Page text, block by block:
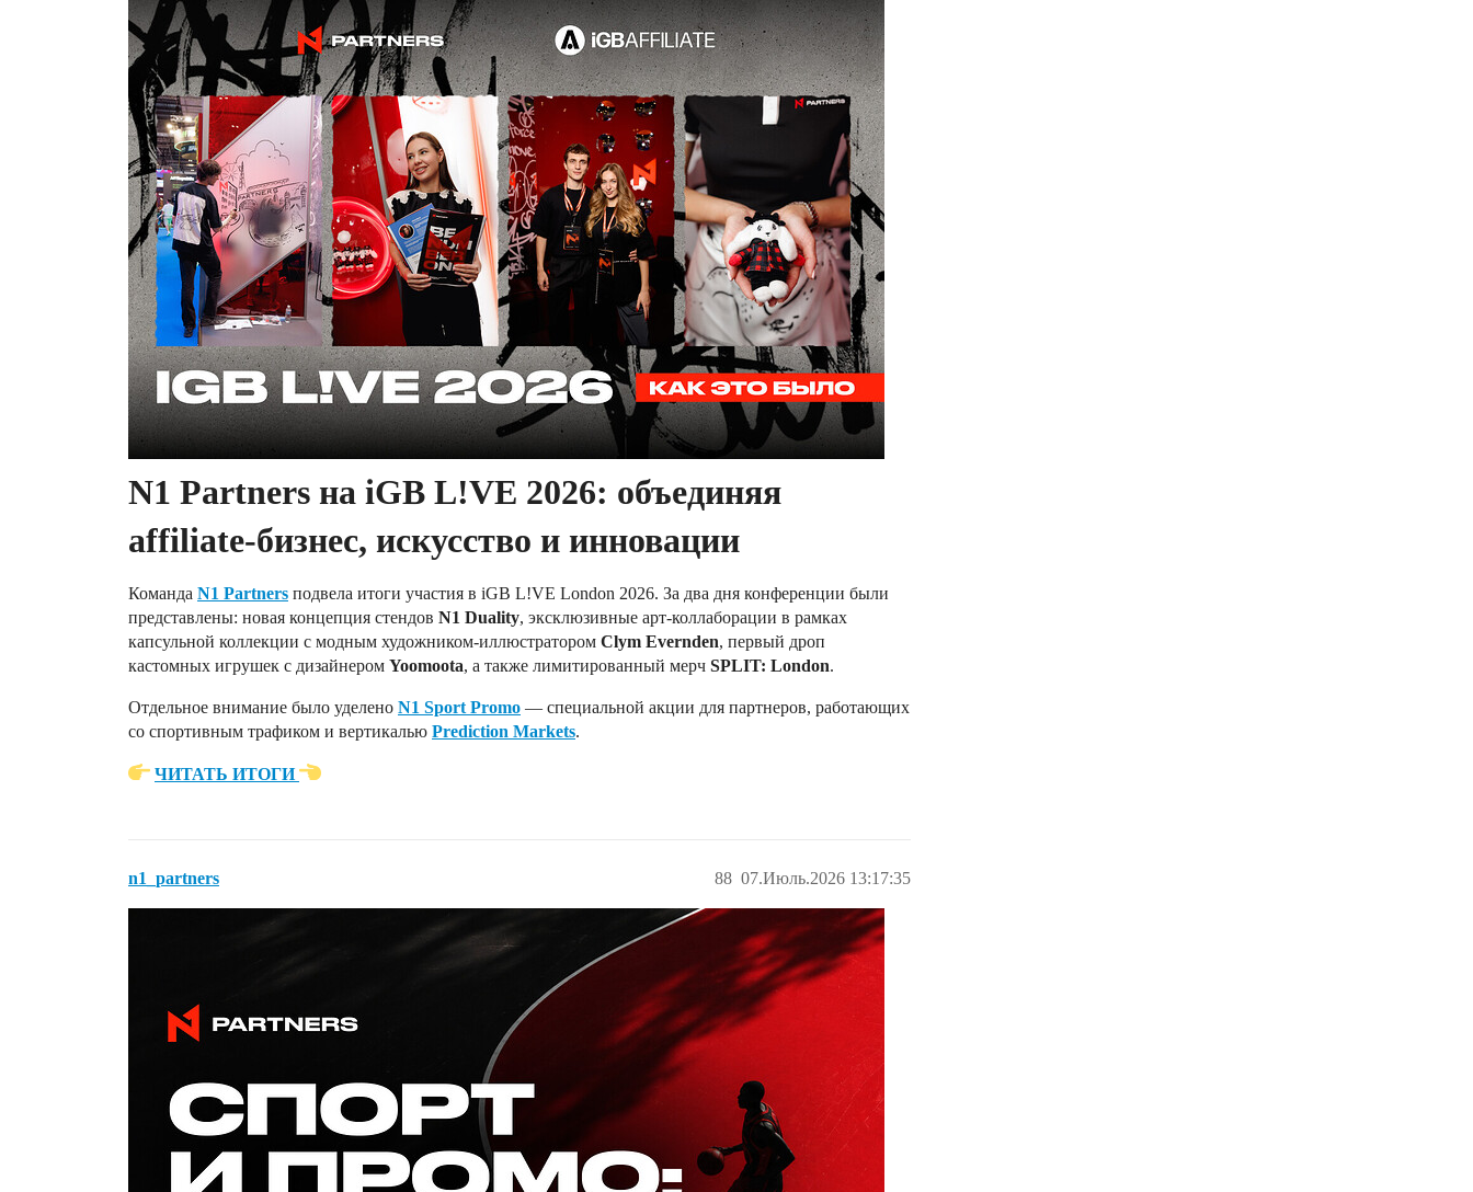
N1 Partners на iGB L!VE 2026: объединяя
affiliate-бизнес, искусство и инновации
Команда N1 Partners подвела итоги участия в iGB L!VE London 2026. За два дня конференции были
представлены: новая концепция стендов N1 Duality, эксклюзивные арт-коллаборации в рамках
капсульной коллекции с модным художником-иллюстратором Clym Evernden, первый дроп
кастомных игрушек с дизайнером Yoomoota, а также лимитированный мерч SPLIT: London.
Отдельное внимание было уделено N1 Sport Promo — специальной акции для партнеров, работающих
со спортивным трафиком и вертикалью Prediction Markets.
ЧИТАТЬ ИТОГИ
n1_partners 07.Июль.2026 13:17:35
88